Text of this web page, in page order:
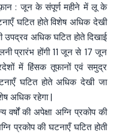
: जून के संपूर्ण महीने में लू के
घटित होते विशेष अधिक देखी
उपद्रव अधिक घटित होते दिखाई
प्रारंभ होंगी 11 जून से 17 जून
में हिंसक तूफानों एवं समुद्र
घटित होते अधिक देखी जा
अधिक रहेगा |
की अपेक्षा अग्नि प्रकोप की
प्रकोप की घटनाएँ घटित होती